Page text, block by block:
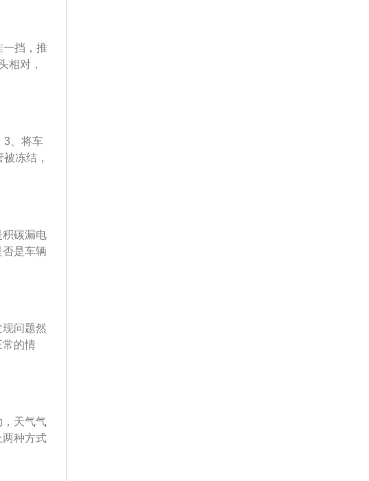
器损
油。可能
电，需
路，打
一挡，推
相对，
辆汽车
；5、电
3、将车
冻结，
；2、
已经有
让车跑
专业清
积碳漏电
是车辆
情。机
进行检
以正常
问题然
常的情
致无法
，机动
池磨损
，天气气
两种方式
充满